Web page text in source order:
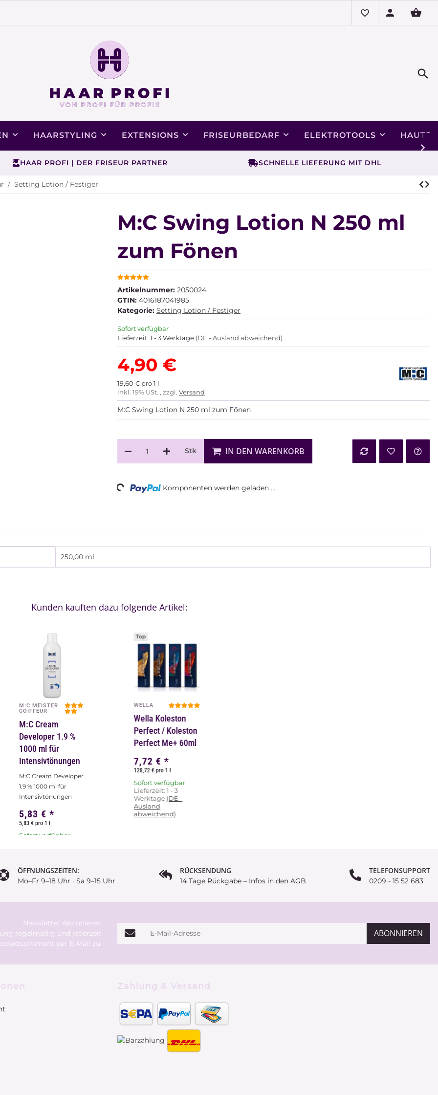
HAARSTYLING EXTENSIONS FRISEURBEDARF ELEKTROTOOLS
HAAR PROFI | DER FRISEUR PARTNER SCHNELLE LIEFERUNG MIT DHL
Setting Lotion / Festiger
M:C Swing Lotion N 250 ml
zum Fönen
Artikelnummer: 2050024
GTIN: 4016187041985
Kategorie: Setting Lotion / Festiger
Sofort verfügbar
Lieferzeit: 1 - 3 Werktage (DE - Ausland abweichend)
4,90 €
19,60 € pro 1 l
inkl. 19% USt. , zzgl. Versand
M:C Swing Lotion N 250 ml zum Fönen
Stk IN DEN WARENKORB
Loading... Komponenten werden geladen ...
250,00 ml
Kunden kauften dazu folgende Artikel:
M:C MEISTER
COIFFEUR
M:C Cream
Developer 1.9 %
1000 ml für
Intensivtönungen
M:C Cream Developer
1.9 % 1000 ml für
Intensivtönungen
5,83 € *
5,83 € pro 1 l
Sofort verfügbar
Top
WELLA
Wella Koleston
Perfect / Koleston
Perfect Me+ 60ml
7,72 €*
128,72 € pro 1 l
Sofort verfügbar
Lieferzeit:1 - 3
Werktage (DE -
Ausland
abweichend)
ÖFFNUNGSZEITEN:
Mo–Fr 9–18 Uhr · Sa 9–15 Uhr
RÜCKSENDUNG
14 Tage Rückgabe – Infos in den AGB
TELEFONSUPPORT
0209 - 15 52 683
Newsletter Abonnieren
regelmäßig und jederzeit
per E-Mail zu.
E-Mail-Adresse ABONNIEREN
Zahlung & Versand